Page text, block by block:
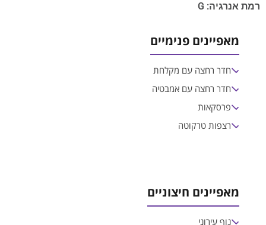
רמת אנרגיה: G
מאפיינים פנימיים
חדר רחצה עם מקלחת
חדר רחצה עם אמבטיה
פרסקאות
רצפות טרקוטה
מאפיינים חיצוניים
נוף עירוני